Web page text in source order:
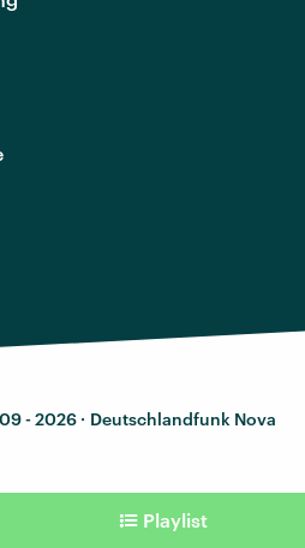
- 2026 · Deutschlandfunk Nova
Playlist